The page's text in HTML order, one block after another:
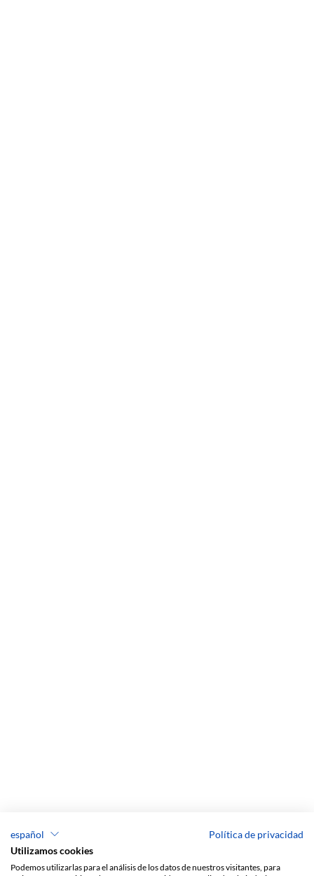
español
Política de privacidad
Utilizamos cookies
Podemos utilizarlas para el análisis de los datos de nuestros visitantes, para